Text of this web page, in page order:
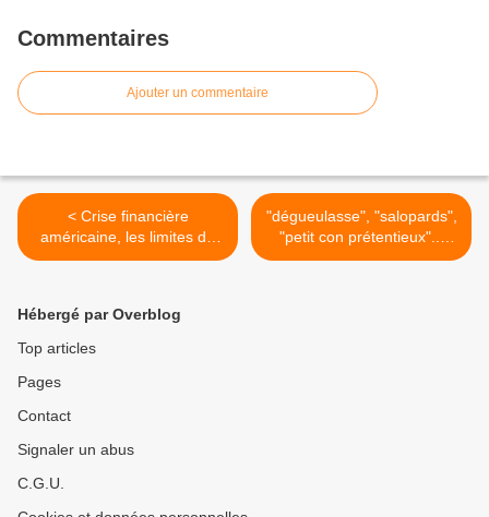
Commentaires
Ajouter un commentaire
< Crise financière
américaine, les limites du
libéralisme
"dégueulasse", "salopards",
"petit con prétentieux"...
amis de la poésie... >
Hébergé par Overblog
Top articles
Pages
Contact
Signaler un abus
C.G.U.